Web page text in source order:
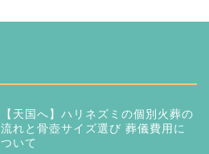
【天国へ】ハリネズミの個別火葬の
流れと骨壺サイズ選び 葬儀費用に
ついて